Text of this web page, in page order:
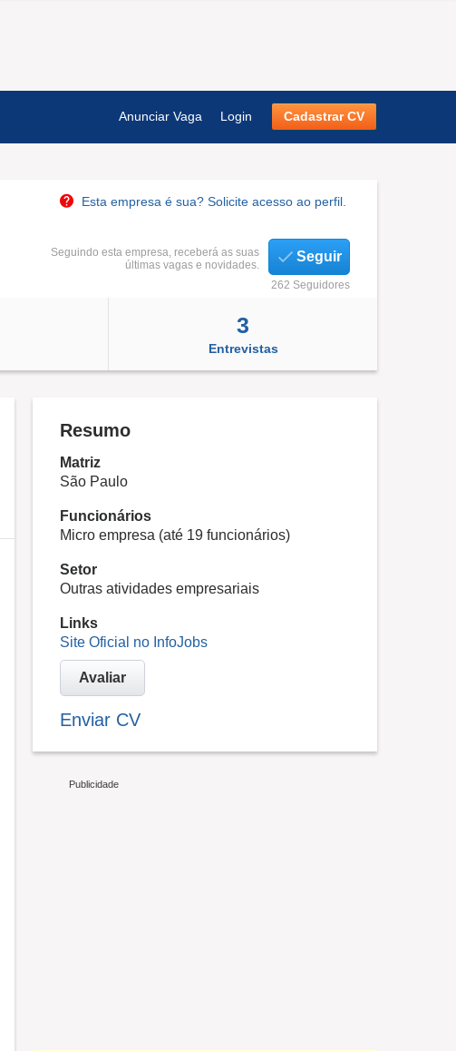
Anunciar Vaga Login Cadastrar CV
Esta empresa é sua? Solicite acesso ao perfil.
Seguindo esta empresa, receberá as suas
últimas vagas e novidades.
Seguir
262 Seguidores
3
Entrevistas
Resumo
Matriz
São Paulo
Funcionários
Micro empresa (até 19 funcionários)
Setor
Outras atividades empresariais
Links
Site Oficial no InfoJobs
Avaliar
Enviar CV